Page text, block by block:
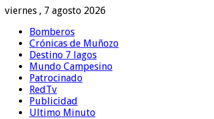
viernes , 7 agosto 2026
Bomberos
Crónicas de Muñozo
Destino 7 lagos
Mundo Campesino
Patrocinado
RedTv
Publicidad
Ultimo Minuto